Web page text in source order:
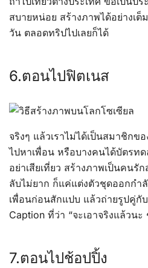
สบายหน่อย สร้างภาพได้อย่างเ
วัน ตลอดทริปไปเลยก็ได้
6.ตอนไปฟิตเนส
จริงๆ แล้วเราไม่ได้เป็นสมาชิกข
ไปหาเพื่อน หรือบางคนได้บัตรท
อย่าเสียเที่ยว สร้างภาพเป็นคน
ลับไม่ยาก ก็แค่แต่งตัวชุดออกกำ
เพื่อนก่อนสักแปบ แล้วถ่ายรูปคู่กั
Caption ที่ว่า “จะเอาจริงแล้วน
7.ตอนไปช้อปปิ้ง